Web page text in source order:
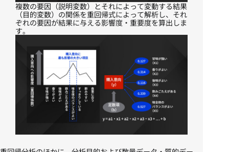
複数の要因（説明変数）とそれによって変動する結果
（目的変数）の関係を重回帰式によって解析し、それ
ぞれの要因が結果に与える影響度・重要度を算出しま
す。